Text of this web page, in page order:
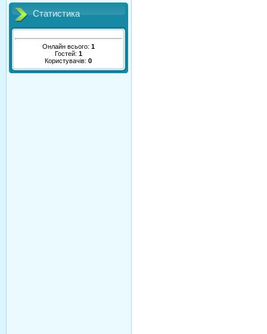
Статистика
Онлайн всього: 1
Гостей: 1
Користувачів:0